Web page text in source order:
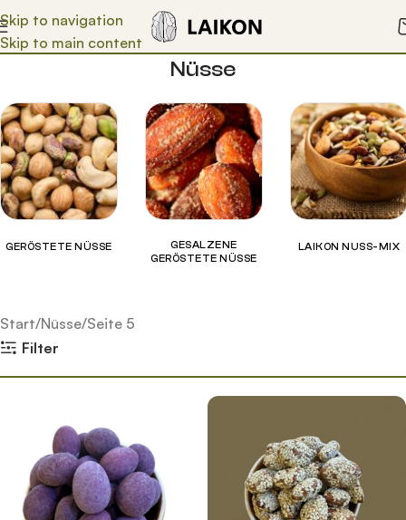
Skip to navigation
Skip to main content
Nüsse
GERÖSTETE NÜSSE
GESALZENE
GERÖSTETE NÜSSE
LAIKON NUSS-MIX
Start Nüsse Seite 5
Filter